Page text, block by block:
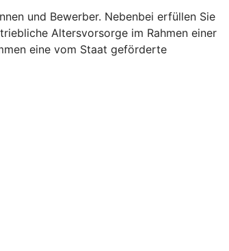
und Bewerber. Nebenbei erfüllen Sie
Altersvorsorge im Rahmen einer
eine vom Staat geförderte